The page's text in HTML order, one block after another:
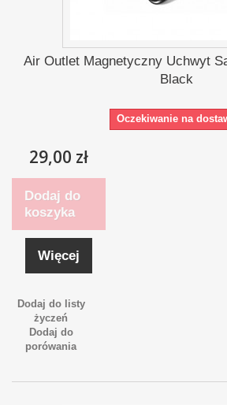
Air Outlet Magnetyczny Uchwyt
Black
Oczekiwanie na
29,00 zł
Dodaj do
koszyka
Więcej
Dodaj do listy
życzeń
Dodaj do
porówania